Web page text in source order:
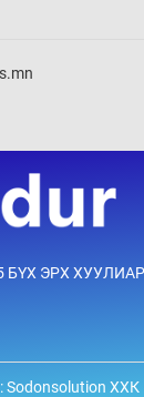
мин
оров
23 мин
53 мин
д хэт халсны
БҮХ ЭРХ
Sodonsolution ХХК